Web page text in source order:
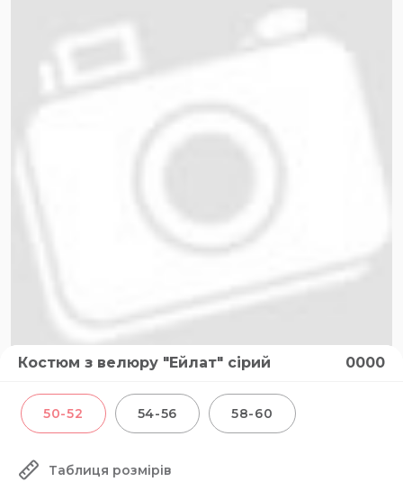
Костюм з велюру "Ейлат" сірий 0000
50-52 54-56 58-60
Таблиця розмірів